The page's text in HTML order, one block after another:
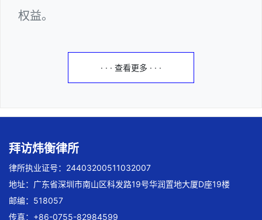
权益。
· · · 查看更多 · · ·
拜访炜衡律所
律所执业证号：24403200511032007
地址：广东省深圳市南山区科发路19号华润置地大厦D座19楼
邮编：518057
传真：+86-0755-82984599